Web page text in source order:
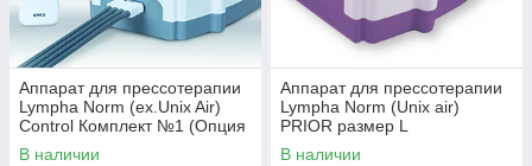
Аппарат для прессотерапии
Lympha Norm (ex.Unix Air)
Control Комплект №1 (Опция
талия + Опция рука)
В наличии
Аппарат для прессотерапии
Lympha Norm (Unix air)
PRIOR размер L
В наличии